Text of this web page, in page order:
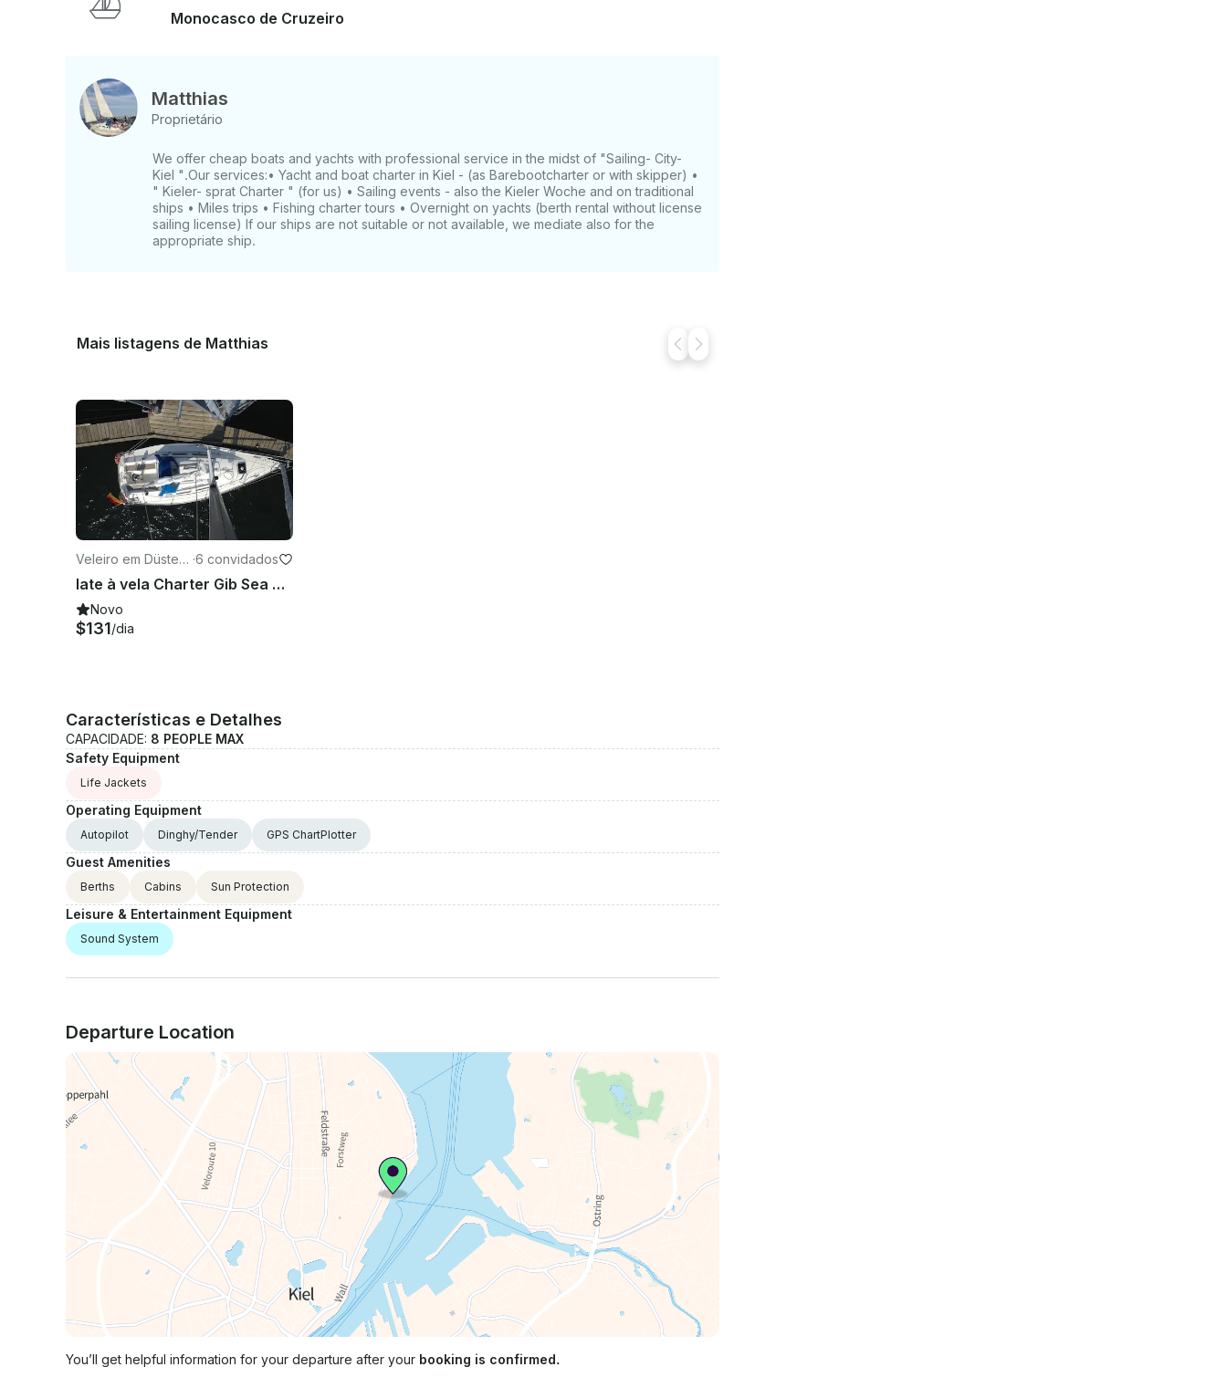
Monocasco de Cruzeiro
Matthias
Proprietário
We offer cheap boats and yachts with professional service in the midst of "Sailing- City-
Kiel ".Our services:• Yacht and boat charter in Kiel - (as Barebootcharter or with skipper) •
" Kieler- sprat Charter " (for us) • Sailing events - also the Kieler Woche and on traditional
ships • Miles trips • Fishing charter tours • Overnight on yachts (berth rental without license
sailing license) If our ships are not suitable or not available, we mediate also for the
appropriate ship.
Mais listagens de Matthias
Veleiro em Düstern
brook
·6 convidados
Iate à vela Charter Gib Sea 312 em Kiel
Novo
$131/dia
Características e Detalhes
CAPACIDADE: 8 PEOPLE MAX
Safety Equipment
Life Jackets
Operating Equipment
Autopilot Dinghy/Tender GPS ChartPlotter
Guest Amenities
Berths Cabins Sun Protection
Leisure & Entertainment Equipment
Sound System
Departure Location
You’ll get helpful information for your departure after your booking is confirmed.